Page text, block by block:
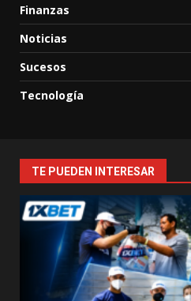
Finanzas
Noticias
Sucesos
Tecnología
TE PUEDEN INTERESAR